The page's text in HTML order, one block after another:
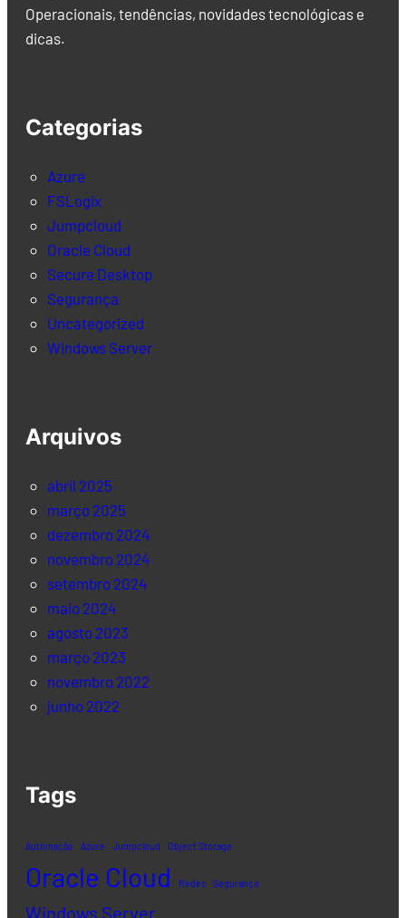
Operacionais, tendências, novidades tecnológicas e
dicas.
Categorias
Azure
FSLogix
Jumpcloud
Oracle Cloud
Secure Desktop
Segurança
Uncategorized
Windows Server
Arquivos
abril 2025
março 2025
dezembro 2024
novembro 2024
setembro 2024
maio 2024
agosto 2023
março 2023
novembro 2022
junho 2022
Tags
Automação Azure Jumpcloud Object Storage
Oracle Cloud Redes Segurança
Windows Server